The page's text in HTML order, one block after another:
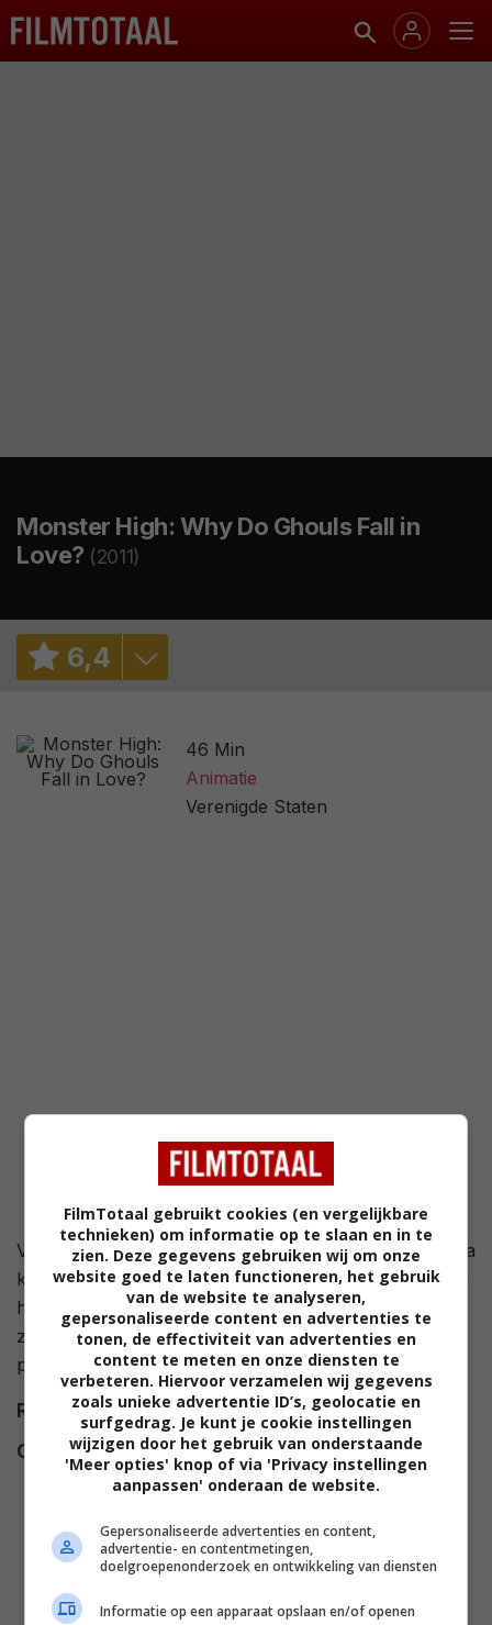
Monster High: Why Do Ghouls Fall in
Love? (2011)
6,4
2,8/ 3
46 Min
Animatie
Verenigde Staten
Valentijnsdag en de 1600ste verjaardag van Draculaura
komen er aan. De vrienden proberen een feestje voor
haar te organiseren, en Clawd (haar huidige vriendje)
zoekt naar het perfecte cadeau. Maar dan verschijnt
plotseling de oorspronkelijke Valentijn ten tonele.
Regie Dustin Mckenzie ,Steve Sacks
Cast
Cam Clarke, Debi Derryberry,
America Young, Cindy
Saffioti,Laura Bailey,Erin
Fitzgerald,Kate Higgins,Evan
FilmTotaal gebruikt cookies (en vergelijkbare
technieken) om informatie op te slaan en in te
zien. Deze gegevens gebruiken wij om onze
website goed te laten functioneren, het gebruik
van de website te analyseren,
gepersonaliseerde content en advertenties te
tonen, de effectiviteit van advertenties en
content te meten en onze diensten te
verbeteren. Hiervoor verzamelen wij gegevens
zoals unieke advertentie ID’s, geolocatie en
surfgedrag. Je kunt je cookie instellingen
wijzigen door het gebruik van onderstaande
'Meer opties' knop of via 'Privacy instellingen
aanpassen' onderaan de website.
Gepersonaliseerde advertenties en content,
advertentie- en contentmetingen,
doelgroepenonderzoek en ontwikkeling van diensten
Informatie op een apparaat opslaan en/of openen